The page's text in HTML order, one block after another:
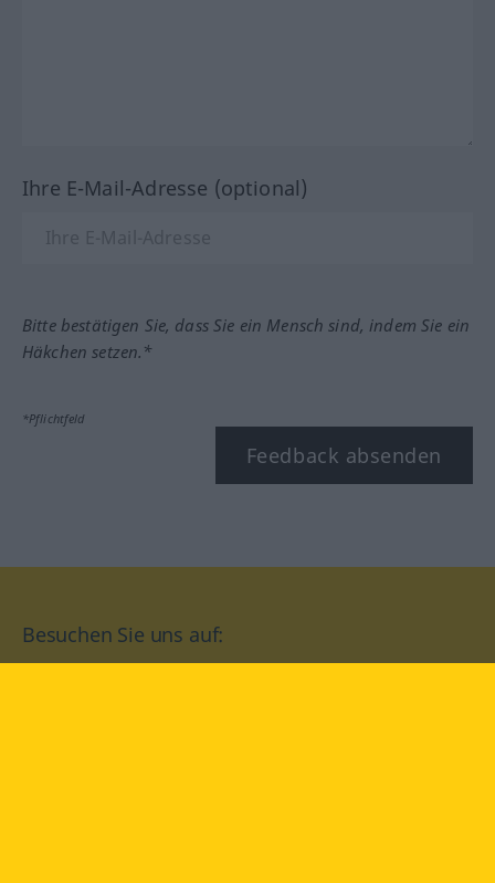
Ihre E-Mail-Adresse (optional)
Bitte bestätigen Sie, dass Sie ein Mensch sind, indem Sie ein
Häkchen setzen.*
*Pflichtfeld
Feedback absenden
Besuchen Sie uns auf: